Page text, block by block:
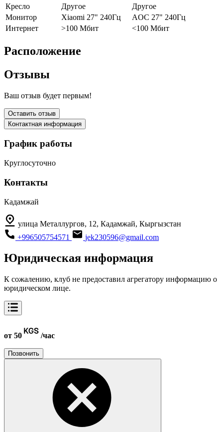
Кресло
Другое
Другое
Монитор
Xiaomi 27" 240Гц
AOC 27" 240Гц
Интернет
>100 Мбит <100 Мбит
Расположение
Отзывы
Ваш отзыв будет первым!
Оставить отзыв
Контактная информация
График работы
Круглосуточно
Контакты
Кадамжай
улица Металлургов, 12, Кадамжай, Кыргызстан
+996505754571
jek230596@gmail.com
Юридическая информация
К сожалению, клуб не предоставил агрегатору информацию о
юридическом лице.
от 50 /час
Позвонить